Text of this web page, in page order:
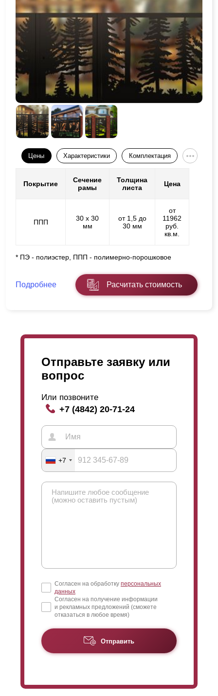
Цены Характеристики Комплектация
Покрытие
Сечение
рамы
Толщина
листа
Цена
ППП
30 х 30
мм
от 1,5 до
30 мм
от
11962
руб.
кв.м.
* ПЭ - полиэстер, ППП - полимерно-порошковое
Подробнее Расчитать стоимость
Отправьте заявку или
вопрос
Или позвоните
+7 (4842) 20-71-24
+7
Согласен на обработку персональных
данных
Согласен на получение информации
и рекламных предложений (сможете
отказаться в любое время)
Отправить